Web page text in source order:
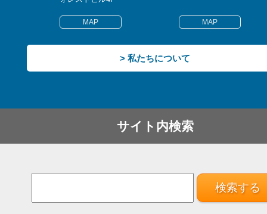
MAP MAP
> 私たちについて
サイト内検索